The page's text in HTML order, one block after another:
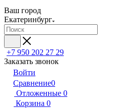
Ваш город
Екатеринбург
+7 950 202 27 29
Заказать звонок
Войти
Сравнение0
Отложенные 0
Корзина 0